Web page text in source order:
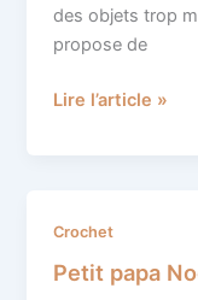
des objets trop
propose de
Lire l’article »
Crochet
Petit papa
Petit
papa
Noël